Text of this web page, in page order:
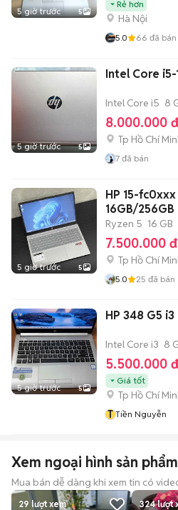
5 giờ trước 5
Rẻ hơn
Hà Nội
5.0 66 đã bán
5 giờ trước 5
Intel Core i5-
Intel Core i5 8
8.000.000 đ
Tp Hồ Chí
7 đã bán
5 giờ trước 5
HP 15-
16GB/256GB
Ryzen 5 16 GB
7.500.000 đ
Tp Hồ Chí
5.0 25 đã bán
5 giờ trước 5
HP 348 G5
Intel Core i3 8
5.500.000 đ
Giá tốt
Tp Hồ Chí
T Tiền Nguyễn
Xem ngoại hình sản
Mua bán dễ dàng khi xem tin có
29lượt xem 324lượt